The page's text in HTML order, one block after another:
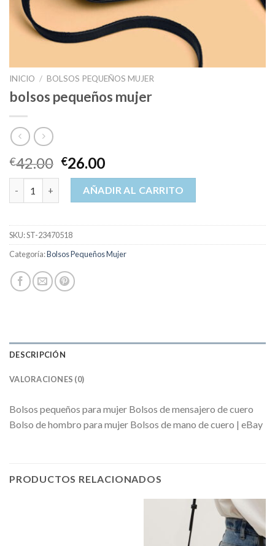
INICIO / BOLSOS PEQUEÑOS MUJER
bolsos pequeños mujer
€42.00 €26.00
bolsos pequeños mujer cantidad
AÑADIR AL CARRITO
SKU:ST-23470518
Categoría:Bolsos Pequeños Mujer
DESCRIPCIÓN
VALORACIONES (0)
Bolsos pequeños para mujer Bolsos de mensajero de cuero
Bolso de hombro para mujer Bolsos de mano de cuero | eBay
PRODUCTOS RELACIONADOS